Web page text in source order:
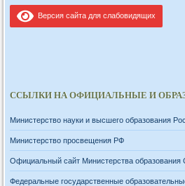
Версия сайта для слабовидящих
ССЫЛКИ НА ОФИЦИАЛЬНЫЕ И
Министерство науки и высшего образования
Министерство просвещения РФ
Официальный сайт Министерства образования
Федеральные государственные